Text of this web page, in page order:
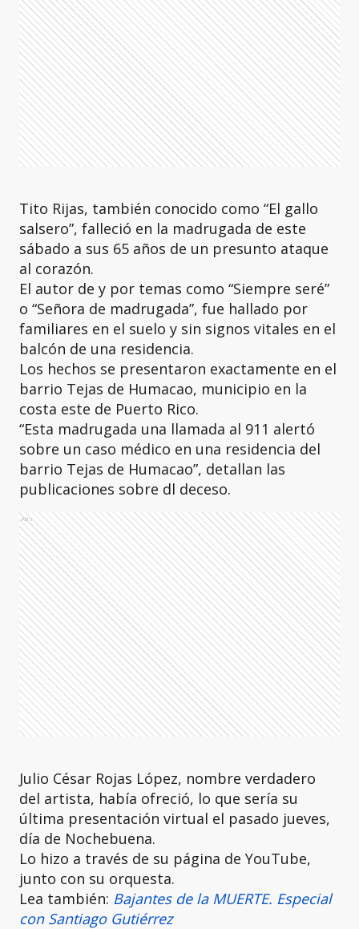
Tito Rijas, también conocido como “El gallo
salsero”, falleció en la madrugada de este
sábado a sus 65 años de un presunto ataque
al corazón.
El autor de y por temas como “Siempre seré”
o “Señora de madrugada”, fue hallado por
familiares en el suelo y sin signos vitales en el
balcón de una residencia.
Los hechos se presentaron exactamente en el
barrio Tejas de Humacao, municipio en la
costa este de Puerto Rico.
“Esta madrugada una llamada al 911 alertó
sobre un caso médico en una residencia del
barrio Tejas de Humacao”, detallan las
publicaciones sobre dl deceso.
Ads
Julio César Rojas López, nombre verdadero
del artista, había ofreció, lo que sería su
última presentación virtual el pasado jueves,
día de Nochebuena.
Lo hizo a través de su página de YouTube,
junto con su orquesta.
Lea también: Bajantes de la MUERTE. Especial
con Santiago Gutiérrez